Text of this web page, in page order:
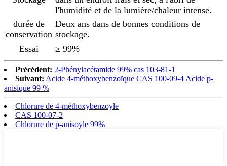
l'humidité et de la lumière/chaleur intense.
durée de
conservation
Deux ans dans de bonnes conditions de
stockage.
Essai
≥ 99%
Précédent: 2-Phénylacétamide 99% cas 103-81-1
Suivant: Acide 4-méthoxybenzoïque CAS 100-09-4 Acide p-
anisique 99 %
Chlorure de 4-méthoxybenzoyle
CAS 100-07-2
Chlorure de p-anisoyle 99%